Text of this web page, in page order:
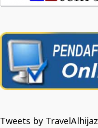
Tweets by TravelAlhijaz